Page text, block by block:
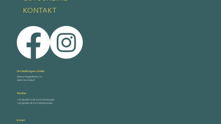
KONTAKT
Die Stöttingers GmbH
Obere Pappelleiten 14
4655 Vorchdorf
Telefon
+43 (0) 699 14 05 54 51 (Christoph)
+43 (0) 699 18 10 13 18 (Stefanie)
E-Mail